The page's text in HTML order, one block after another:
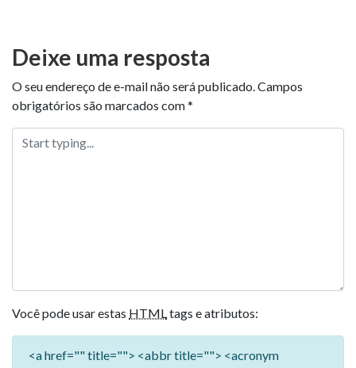
Deixe uma resposta
O seu endereço de e-mail não será publicado.Campos
obrigatórios são marcados com*
Você pode usar estas HTMLtags e atributos:
<a href="" title=""> <abbr title=""> <acronym